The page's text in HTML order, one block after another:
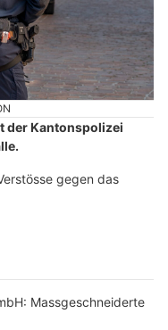
der Kantonspolizei
gegen das